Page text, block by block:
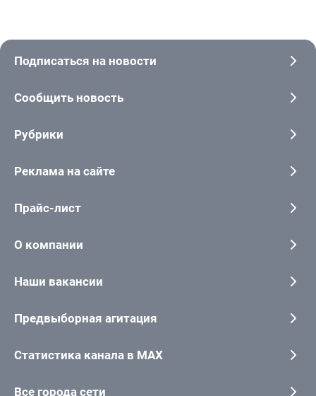
Подписаться на новости
Сообщить новость
Рубрики
Реклама на сайте
Прайс-лист
О компании
Наши вакансии
Предвыборная агитация
Статистика канала в MAX
Все города сети